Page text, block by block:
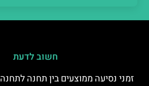
חשוב לדעת
זמני נסיעה ממוצעים בין תחנה לתחנה